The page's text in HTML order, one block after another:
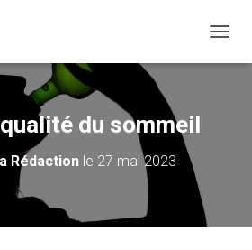
du sommeil
Rédactionle 27 mai 2023